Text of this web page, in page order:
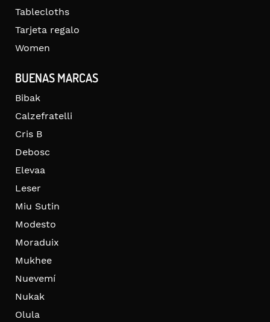
Tablecloths
Tarjeta regalo
Women
BUENAS MARCAS
Bibak
Calzefratelli
Cris B
Debosc
Elevaa
Leser
Miu Sutin
Modesto
Moraduix
Mukhee
Nuevemí
Nukak
Olula